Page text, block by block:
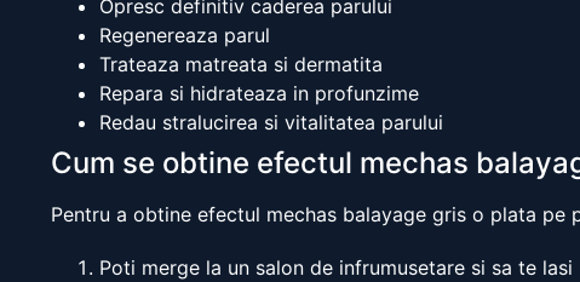
Opresc definitiv caderea parului
Regenereaza parul
Trateaza matreata si dermatita
Repara si hidrateaza in profunzime
Redau stralucirea si vitalitatea parului
Cum se obtine efectul mechas
Pentru a obtine efectul mechas balayage gris o plata pe
Poti merge la un salon de infrumusetare si sa te